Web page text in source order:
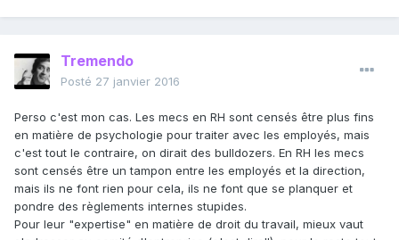
Tremendo
Posté 27 janvier 2016
Perso c'est mon cas. Les mecs en RH sont censés être plus fins
en matière de psychologie pour traiter avec les employés, mais
c'est tout le contraire, on dirait des bulldozers. En RH les mecs
sont censés être un tampon entre les employés et la direction,
mais ils ne font rien pour cela, ils ne font que se planquer et
pondre des règlements internes stupides.
Pour leur "expertise" en matière de droit du travail, mieux vaut